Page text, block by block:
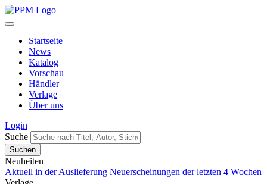
Startseite
News
Katalog
Vorschau
Händler
Verlage
Über uns
Login
Suche
Neuheiten
Aktuell in der Auslieferung Neuerscheinungen der letzten 4 Wochen